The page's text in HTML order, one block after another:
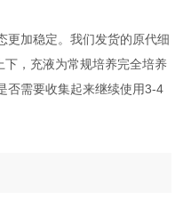
更加稳定。我们发货的原代细
，充液为常规培养完全培养
否需要收集起来继续使用3-4